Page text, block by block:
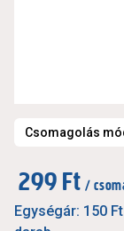
Csomagolás
299 Ft /
Egységár: 150 Ft